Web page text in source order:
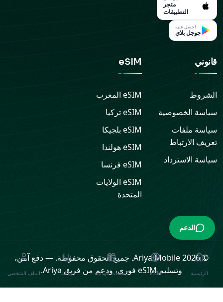
متجر
التطبيقات
احصل عليه
جوجل بلاي
قانوني
الشروط
سياسة الخصوصية
سياسة ملفات
تعريف الارتباط
سياسة الاسترداد
eSIM
eSIM المغرب
eSIMتركيا
eSIM بلجيكا
eSIMهولندا
eSIM فرنسا
eSIM الولايات
المتحدة
© 2026 Ariya Mobile. جميع الحقوق محفوظة. —دفع آمن،
وتسليم eSIM فوري، ودعم من فريق Ariya.
الرئيسية eSIM بطاقات الهدايا البيانات الملف الشخصي
الدعم